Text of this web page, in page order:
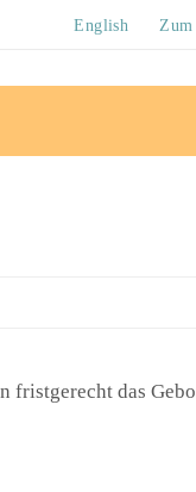
English Zum
fristgerecht das